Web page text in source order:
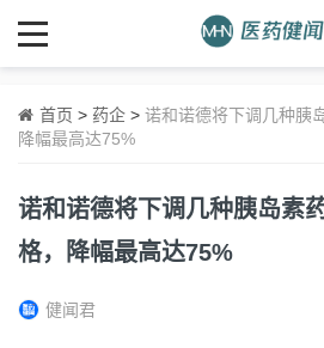
首页 > 药企 > 诺和诺德将下调几种胰
降幅最高达75%
诺和诺德将下调几种胰岛素
格，降幅最高达75%
健闻君